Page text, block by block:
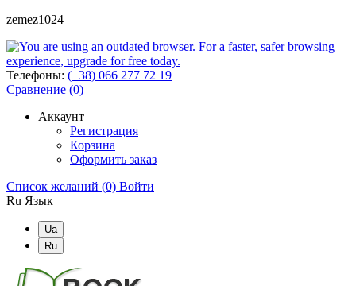
zemez1024
Телефоны: (+38) 066 277 72 19
Сравнение (0)
Аккаунт
Регистрация
Корзина
Оформить заказ
Список желаний (0) Войти
Ru Язык
Ua
Ru